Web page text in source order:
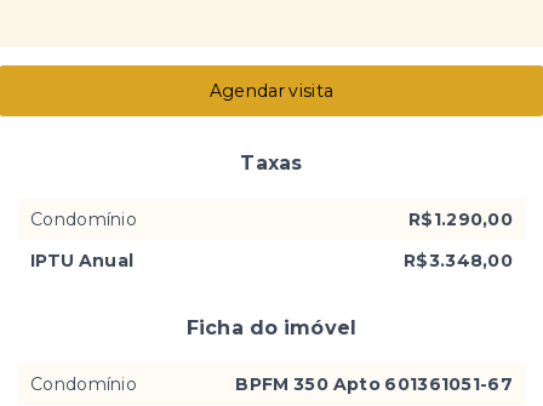
Agendar visita
Taxas
Condomínio
R$1.290,00
IPTU Anual
R$3.348,00
Ficha do imóvel
Condomínio
BPFM 350 Apto 601361051-67